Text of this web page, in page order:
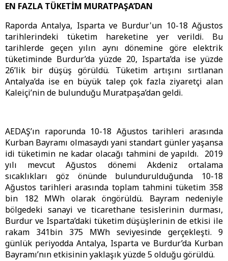
EN FAZLA TÜKETİM MURATPAŞA’DAN
Raporda Antalya, Isparta ve Burdur'un 10-18 Ağustos
tarihlerindeki tüketim hareketine yer verildi. Bu
tarihlerde geçen yılın aynı dönemine göre elektrik
tüketiminde Burdur’da yüzde 20, Isparta’da ise yüzde
26’lik bir düşüş görüldü. Tüketim artışını sırtlanan
Antalya’da ise en büyük talep çok fazla ziyaretçi alan
Kaleiçi’nin de bulunduğu Muratpaşa’dan geldi.
AEDAŞ’ın raporunda 10-18 Ağustos tarihleri arasında
Kurban Bayramı olmasaydı yani standart günler yaşansa
idi tüketimin ne kadar olacağı tahmini de yapıldı. 2019
yılı mevcut Ağustos dönemi Akdeniz ortalama
sıcaklıkları göz önünde bulundurulduğunda 10-18
Ağustos tarihleri arasında toplam tahmini tüketim 358
bin 182 MWh olarak öngörüldü. Bayram nedeniyle
bölgedeki sanayi ve ticarethane tesislerinin durması,
Burdur ve Isparta’daki tüketim düşüşlerinin de etkisi ile
rakam 341bin 375 MWh seviyesinde gerçekleşti. 9
günlük periyodda Antalya, Isparta ve Burdur’da Kurban
Bayramı’nın etkisinin yaklaşık yüzde 5 olduğu görüldü.